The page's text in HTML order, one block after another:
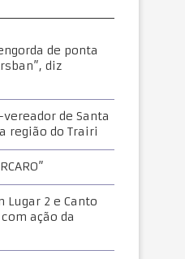
de ponta
diz
de Santa
região do Trairi
Lugar 2 e Canto
ação da